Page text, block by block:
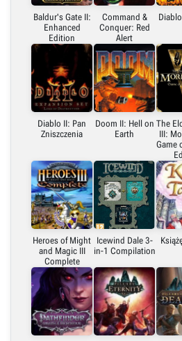
X (Twitter)
Link do grafiki
Link do grafiki
Baldur's Gate II:
Enhanced
Edition
Command &
Conquer: Red
Alert
Diablo II: Pan
Zniszczenia
Doom II: Hell on
Earth
The
III:
Game
Heroes of Might
and Magic III
Complete
Icewind Dale 3-
in-1 Compilation